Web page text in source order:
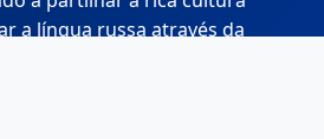
a língua russa através da